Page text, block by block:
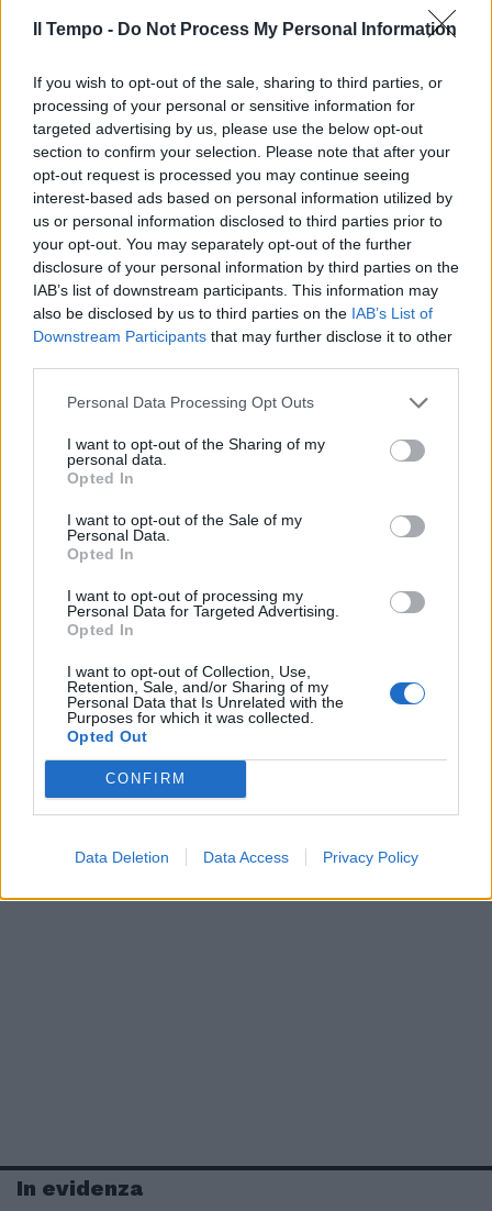
Il Tempo - Do Not Process My Personal Information
If you wish to opt-out of the sale, sharing to third parties, or
processing of your personal or sensitive information for
targeted advertising by us, please use the below opt-out
section to confirm your selection. Please note that after your
opt-out request is processed you may continue seeing
interest-based ads based on personal information utilized by
us or personal information disclosed to third parties prior to
your opt-out. You may separately opt-out of the further
disclosure of your personal information by third parties on the
IAB’s list of downstream participants. This information may
also be disclosed by us to third parties on the IAB’s List of
Downstream Participants that may further disclose it to other
Personal Data Processing Opt Outs
I want to opt-out of the Sharing of my
personal data.
Opted In
I want to opt-out of the Sale of my
Personal Data.
Opted In
I want to opt-out of processing my
Personal Data for Targeted Advertising.
Opted In
I want to opt-out of Collection, Use,
Retention, Sale, and/or Sharing of my
Personal Data that Is Unrelated with the
Purposes for which it was collected.
Opted Out
CONFIRM
Data Deletion Data Access Privacy Policy
digitale terrestre, satellite, una partita di
de Il Tempo, la destra dire che «la vita non ci
appartiene» e la sinistra sfoderare la spada
del «bisogna staccare la spina». Ah, quale
poetica rappresentazione del nostro Essere,
quale meravigliosa interpretazione del nostro
passaggio sulla terra. Penso che questo sia lo
sfregio più grande per un uomo come
Monicelli. Tutto il resto della sua vita
compresso, miniaturizzato, espulso in un
boato da stadio per il suo volo e atterraggio
sulla pietra dura. Niente poesia. Arida prosa.
Non è quello il suo capolavoro, non è quello il
suo magistero, non è quella la cifra della sua
storia. Restano i film, le parole, il racconto
dell'italiano capace di grandi e piccole cose, il
romanzo di un popolo sempre schiacciato tra
miseria e nobiltà. Il Palazzo sulla vita di
Monicelli ha fatto scorrere i titoli di coda e
proietttato uno Spot di Pubblicità Progresso.
Clap clap clap. Risparmiateci il bis.
In evidenza